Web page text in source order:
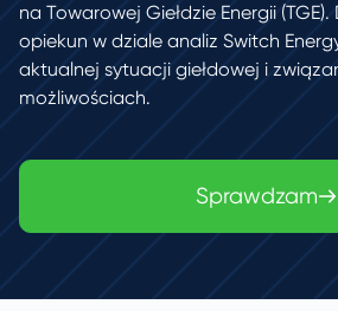
na Towarowej Giełdzie Energii
opiekun w dziale analiz Switch
aktualnej sytuacji giełdowej i
możliwościach.
Sprawdzam